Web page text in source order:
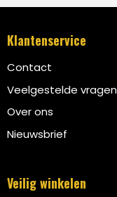
Klantenservice
Contact
Veelgestelde vragen
Over ons
Nieuwsbrief
Veilig winkelen